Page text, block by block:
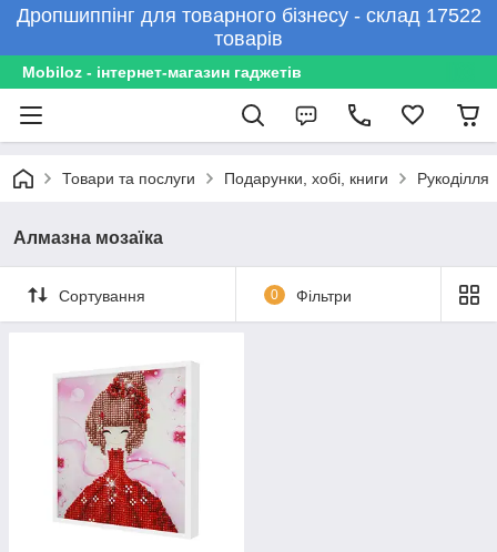
Дропшиппінг для товарного бізнесу - склад 17522
товарів
Mobiloz - інтернет-магазин гаджетів
Товари та послуги Подарунки, хобі, книги Рукоділля
Алмазна мозаїка
Сортування 0 Фільтри